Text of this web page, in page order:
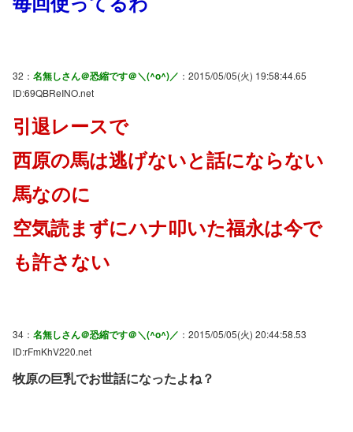
32： 名無しさん＠恐縮です＠＼(^o^)／ ：2015/05/05(火) 19:58:44.65
ID:69QBReINO.net
引退レースで
西原の馬は逃げないと話にならない
馬なのに
空気読まずにハナ叩いた福永は今で
も許さない
34： 名無しさん＠恐縮です＠＼(^o^)／ ：2015/05/05(火) 20:44:58.53
ID:rFmKhV220.net
牧原の巨乳でお世話になったよね？